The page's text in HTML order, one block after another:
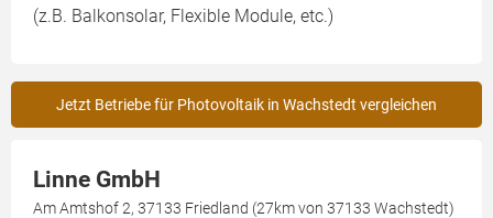
(z.B. Balkonsolar, Flexible Module, etc.)
Jetzt Betriebe für Photovoltaik in Wachstedt vergleichen
Linne GmbH
Am Amtshof 2, 37133 Friedland (27km von 37133 Wachstedt)